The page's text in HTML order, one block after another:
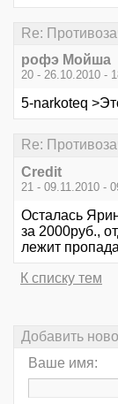
Re:
рофэ Мойша
20 - 26.10.2010 -
5-narkoteq
Re:
Credit
21 - 09.11.2010 -
Осталась
за 2000руб.,
лежит
К списку тем
Добавить
Ваше имя: